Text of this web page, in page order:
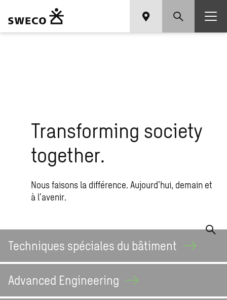
Transforming society
together.
Nous faisons la différence. Aujourd’hui, demain et
à l’avenir.
Techniques spéciales du bâtiment
Advanced Engineering